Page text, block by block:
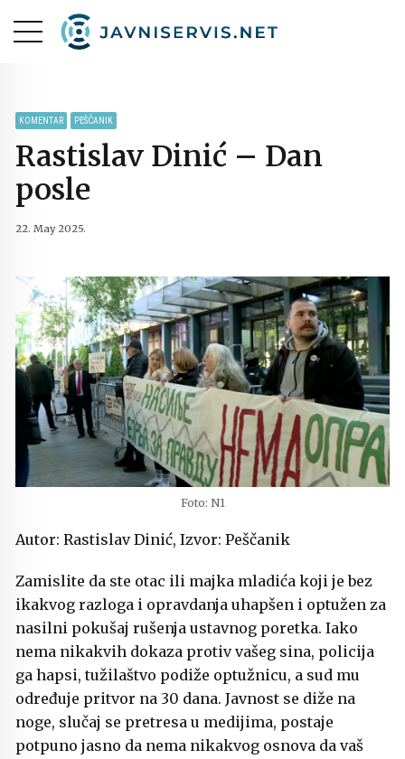
KOMENTAR PEŠČANIK
Rastislav Dinić – Dan
posle
22. May 2025.
Foto: N1
Autor: Rastislav Dinić, Izvor: Peščanik
Zamislite da ste otac ili majka mladića koji je bez
ikakvog razloga i opravdanja uhapšen i optužen za
nasilni pokušaj rušenja ustavnog poretka. Iako
nema nikakvih dokaza protiv vašeg sina, policija
ga hapsi, tužilaštvo podiže optužnicu, a sud mu
određuje pritvor na 30 dana. Javnost se diže na
noge, slučaj se pretresa u medijima, postaje
potpuno jasno da nema nikakvog osnova da vaš